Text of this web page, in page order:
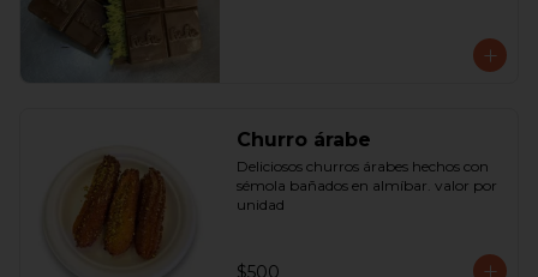
Churro árabe
Deliciosos churros árabes hechos con
sémola bañados en almíbar. valor por
unidad
$500